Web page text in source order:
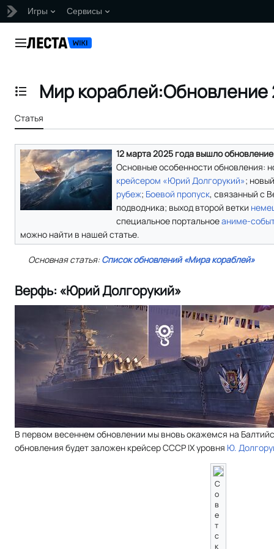
Игры Сервисы
Главное меню
Отобразить/Скрыть содержание
Мир кораблей:Обновление
Статья
12 марта 2025 года вышло
Основные особенности обновления:
крейсером «Юрий Долгорукий»;
рубеж; Боевой пропуск, связанный с
подводника; выход второй ветки
специальное портальноеаниме-
можно найти в нашей статье.
Основная статья:Список обновлений «Мира кораблей»
Верфь: «Юрий Долгорукий»
В первом весеннем обновлении мы вновь окажемся на
обновления будет заложен крейсер СССР IX уровня Ю.
С
о
в
е
т
с
к